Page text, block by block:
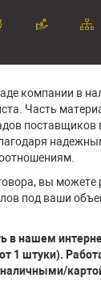
компании в
Часть
поставщиков
вы можете
под ваши
в нашем
1 штуки).